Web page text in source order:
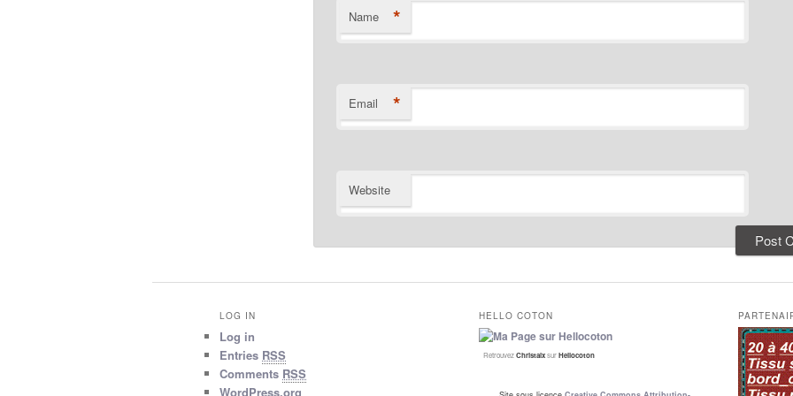
Name *
Email *
Website
LOG IN
Log in
Entries RSS
Comments RSS
WordPress.org
HELLO COTON
RetrouvezChristalxsurHellocoton